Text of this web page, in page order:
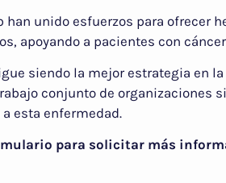
han unido esfuerzos para ofrecer
apoyando a pacientes con
siendo la mejor estrategia en
conjunto de organizaciones
esta enfermedad.
para solicitar más